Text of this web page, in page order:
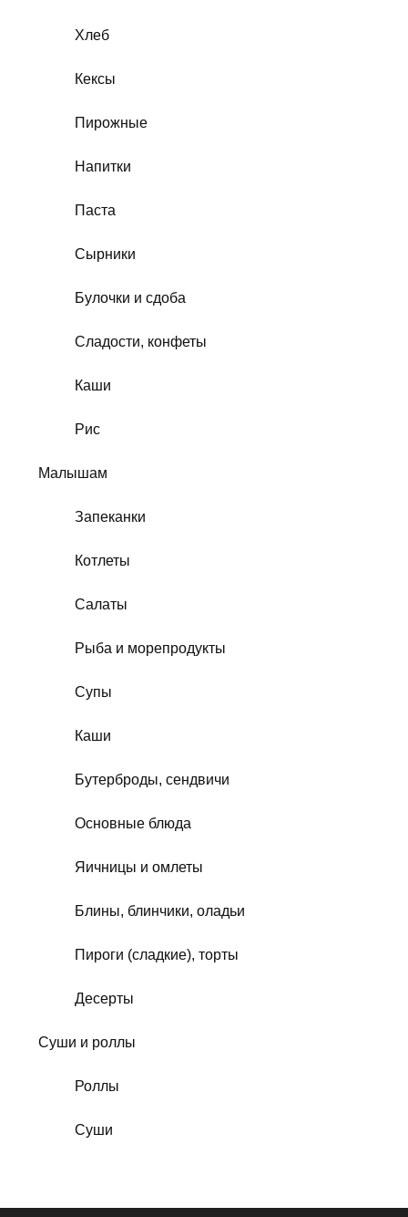
Хлеб
Кексы
Пирожные
Напитки
Паста
Сырники
Булочки и сдоба
Сладости, конфеты
Каши
Рис
Малышам
Запеканки
Котлеты
Салаты
Рыба и морепродукты
Супы
Каши
Бутерброды, сендвичи
Основные блюда
Яичницы и омлеты
Блины, блинчики, оладьи
Пироги (сладкие), торты
Десерты
Суши и роллы
Роллы
Суши